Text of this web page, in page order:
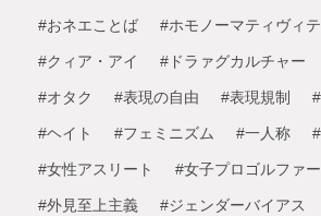
#おネエことば #ホモノーマティヴィテ
#クィア・アイ #ドラァグカルチャー
#オタク #表現の自由 #表現規制
#ヘイト #フェミニズム #一人称
#女性アスリート #女子プロゴルファー
#外見至上主義 #ジェンダーバイアス